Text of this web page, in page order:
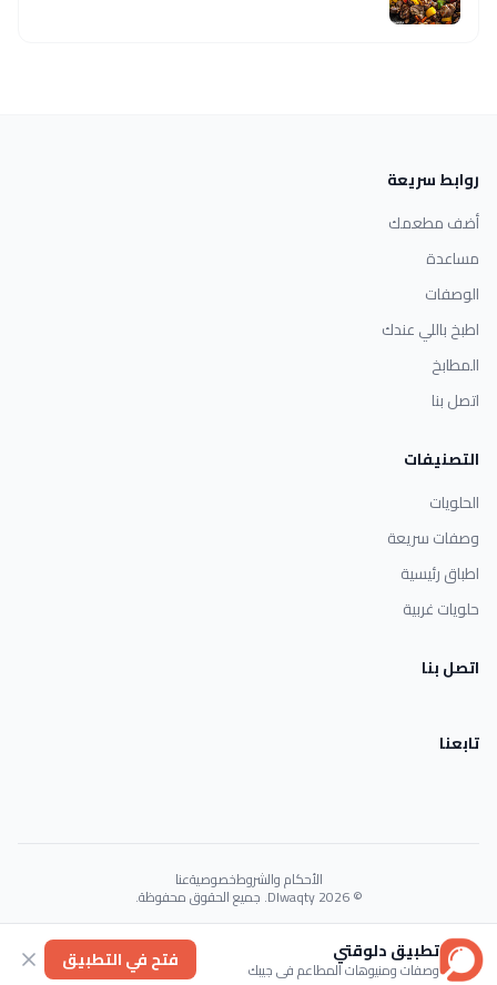
روابط سريعة
أضف مطعمك
مساعدة
الوصفات
اطبخ باللي عندك
المطابخ
اتصل بنا
التصنيفات
الحلويات
وصفات سريعة
اطباق رئيسية
حلويات غربية
اتصل بنا
تابعنا
الأحكام والشروطخصوصيةعنا
© 2026 Dlwaqty. جميع الحقوق محفوظة.
Powered byGAIT
تطبيق دلوقتي
وصفات ومنيوهات المطاعم في جيبك فتح في التطبيق